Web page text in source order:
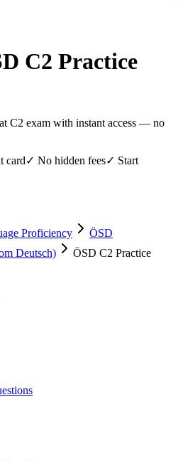
C2 Practice
C2 exam with instant access — no
card✓ No hidden fees✓ Start
Proficiency
ÖSD
Deutsch)
ÖSD C2 Practice